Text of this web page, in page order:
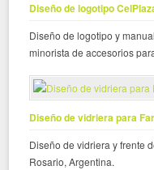
Diseño de logotipo
Diseño de logotipo y
minorista de accesorios
Diseño de vidriera para
Diseño de vidriera y frente
Rosario, Argentina.